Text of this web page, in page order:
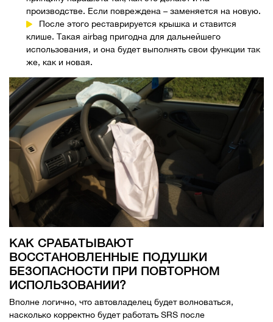
производстве. Если повреждена – заменяется на новую.
После этого реставрируется крышка и ставится
клише. Такая airbag пригодна для дальнейшего
использования, и она будет выполнять свои функции так
же, как и новая.
КАК СРАБАТЫВАЮТ
ВОССТАНОВЛЕННЫЕ ПОДУШКИ
БЕЗОПАСНОСТИ ПРИ ПОВТОРНОМ
ИСПОЛЬЗОВАНИИ?
Вполне логично, что автовладелец будет волноваться,
насколько корректно будет работать SRS после